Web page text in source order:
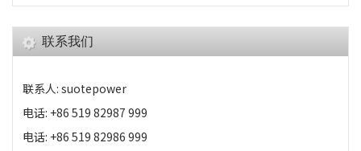
联系我们
联系人: suotepower
电话: +86 519 82987 999
电话: +86 519 82986 999